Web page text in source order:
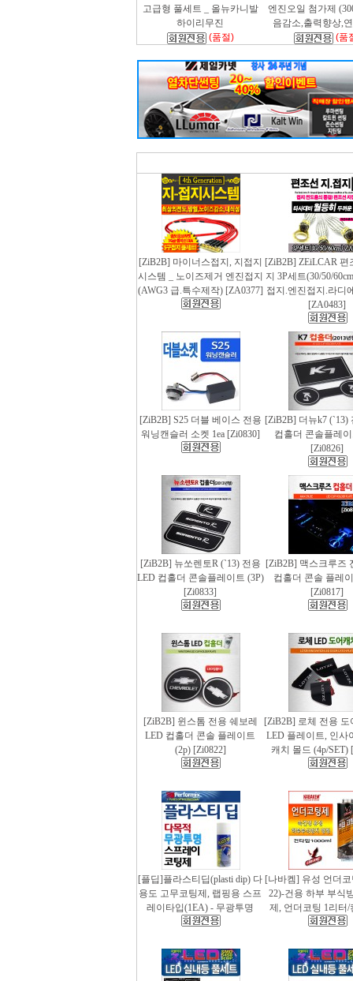
고급형 풀세트 _ 올뉴카니발
하이리무진
(품절)
엔진오일 첨가제
음감소,출력향상,
(품
[ZiB2B] 마이너스접지, 지접지
시스템 _ 노이즈제거 엔진접지
(AWG3 급.특수제작) [ZA0377]
[ZiB2B] ZEiLCAR 편
지 3P세트(30/50/
접지.엔진접지.라디
[ZA0483]
[ZiB2B] S25 더블 베이스 전용
워닝캔슬러 소켓 1ea [Zi0830]
[ZiB2B] 더뉴k7 (`13)
컵홀더 콘솔플레
[Zi0826]
[ZiB2B] 뉴쏘렌토R (`13) 전용
LED 컵홀더 콘솔플레이트 (3P)
[Zi0833]
[ZiB2B] 맥스크루즈
컵홀더 콘솔 플레
[Zi0817]
[ZiB2B] 윈스톰 전용 쉐보레
LED 컵홀더 콘솔 플레이트
(2p) [Zi0822]
[ZiB2B] 로체 전용 도
LED 플레이트, 인사
캐치 몰드 (4p/SET)
[플딥]플라스티딥(plasti dip) 다
용도 고무코팅제, 랩핑용 스프
레이타입(1EA) - 무광투명
[나바켐] 유성 언더
22)-건용 하부 부식
제, 언더코팅 1리터/